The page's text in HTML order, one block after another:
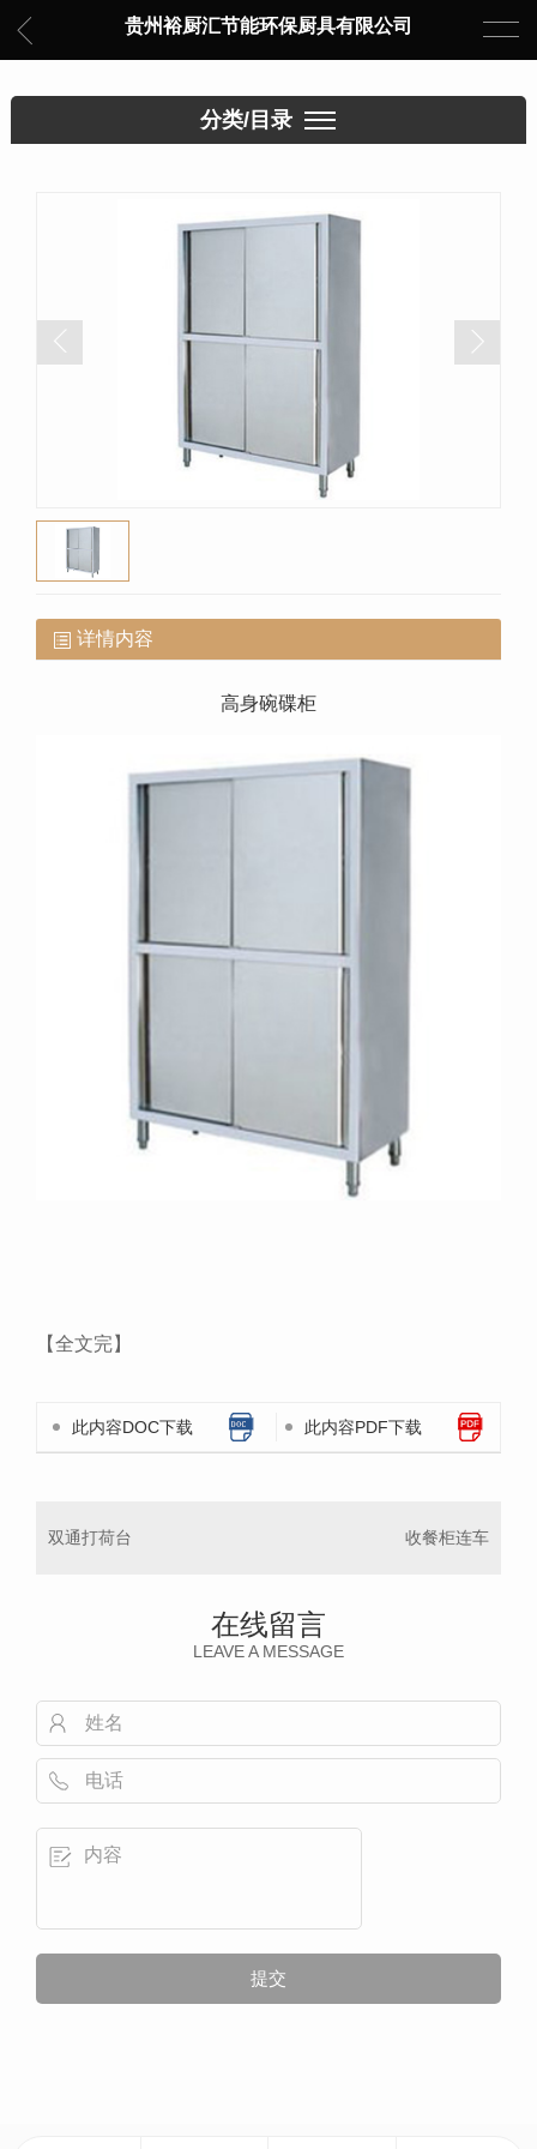
贵州裕厨汇节能环保厨具有限公司
分类/目录
详情内容
高身碗碟柜
【全文完】
此内容DOC下载 此内容PDF下载
双通打荷台 收餐柜连车
在线留言
LEAVE A MESSAGE